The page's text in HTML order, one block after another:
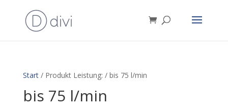
Start/ Produkt Leistung: / bis 75 l/min
bis 75 l/min